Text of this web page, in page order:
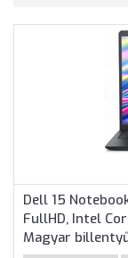
Dell 15
FullHD, Intel
Magyar